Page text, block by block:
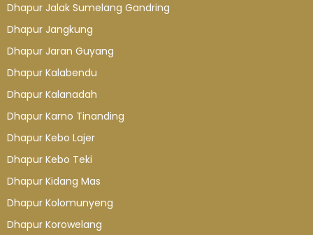
Dhapur Jalak Sumelang Gandring
Dhapur Jangkung
Dhapur Jaran Guyang
Dhapur Kalabendu
Dhapur Kalanadah
Dhapur Karno Tinanding
Dhapur Kebo Lajer
Dhapur Kebo Teki
Dhapur Kidang Mas
Dhapur Kolomunyeng
Dhapur Korowelang